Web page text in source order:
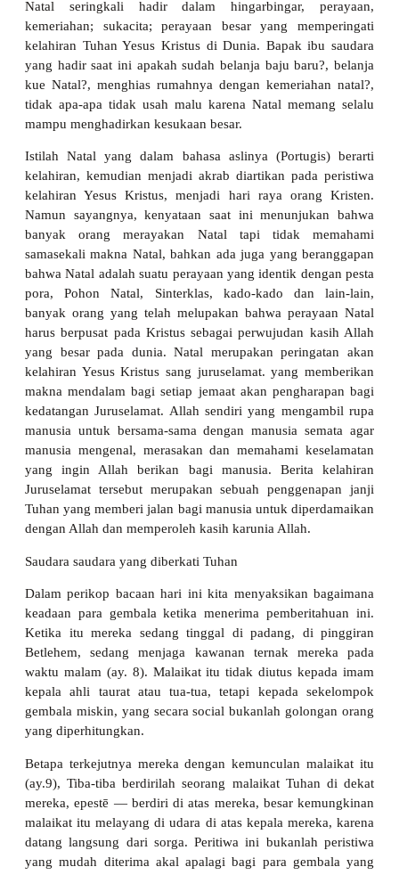
Natal seringkali hadir dalam hingarbingar, perayaan,
kemeriahan; sukacita; perayaan besar yang memperingati
kelahiran Tuhan Yesus Kristus di Dunia. Bapak ibu saudara
yang hadir saat ini apakah sudah belanja baju baru?, belanja
kue Natal?, menghias rumahnya dengan kemeriahan natal?,
tidak apa-apa tidak usah malu karena Natal memang selalu
mampu menghadirkan kesukaan besar.
Istilah Natal yang dalam bahasa aslinya (Portugis) berarti
kelahiran, kemudian menjadi akrab diartikan pada peristiwa
kelahiran Yesus Kristus, menjadi hari raya orang Kristen.
Namun sayangnya, kenyataan saat ini menunjukan bahwa
banyak orang merayakan Natal tapi tidak memahami
samasekali makna Natal, bahkan ada juga yang beranggapan
bahwa Natal adalah suatu perayaan yang identik dengan pesta
pora, Pohon Natal, Sinterklas, kado-kado dan lain-lain,
banyak orang yang telah melupakan bahwa perayaan Natal
harus berpusat pada Kristus sebagai perwujudan kasih Allah
yang besar pada dunia. Natal merupakan peringatan akan
kelahiran Yesus Kristus sang juruselamat. yang memberikan
makna mendalam bagi setiap jemaat akan pengharapan bagi
kedatangan Juruselamat. Allah sendiri yang mengambil rupa
manusia untuk bersama-sama dengan manusia semata agar
manusia mengenal, merasakan dan memahami keselamatan
yang ingin Allah berikan bagi manusia. Berita kelahiran
Juruselamat tersebut merupakan sebuah penggenapan janji
Tuhan yang memberi jalan bagi manusia untuk diperdamaikan
dengan Allah dan memperoleh kasih karunia Allah.
Saudara saudara yang diberkati Tuhan
Dalam perikop bacaan hari ini kita menyaksikan bagaimana
keadaan para gembala ketika menerima pemberitahuan ini.
Ketika itu mereka sedang tinggal di padang, di pinggiran
Betlehem, sedang menjaga kawanan ternak mereka pada
waktu malam (ay. 8). Malaikat itu tidak diutus kepada imam
kepala ahli taurat atau tua-tua, tetapi kepada sekelompok
gembala miskin, yang secara social bukanlah golongan orang
yang diperhitungkan.
Betapa terkejutnya mereka dengan kemunculan malaikat itu
(ay.9), Tiba-tiba berdirilah seorang malaikat Tuhan di dekat
mereka, epestē — berdiri di atas mereka, besar kemungkinan
malaikat itu melayang di udara di atas kepala mereka, karena
datang langsung dari sorga. Peritiwa ini bukanlah peristiwa
yang mudah diterima akal apalagi bagi para gembala yang